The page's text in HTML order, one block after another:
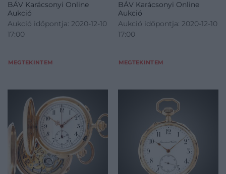
díszítéssel és briliáns
ékítéssel, 58 db briliáns cca:
1,6ct (M,H-S, Vs-P1), számlap
közepébe foglalt
BÁV Karácsonyi Online
Aukció
Aukció időpontja: 2020-12-10
17:00
MEGTEKINTEM
IWC Schaffhausen Svájc
1909, szerkezetszám:
443332, tokszám: 480816,
Átmérő: 50 mm
BÁV Karácsonyi Online
Aukció
Aukció időpontja: 2020-12-10
17:00
MEGTEKINTEM